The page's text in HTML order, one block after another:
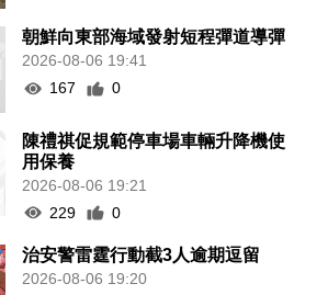
朝鮮向東部海域發射短程彈道導彈
2026-08-06 19:41
167
0
陳禮祺促規範停車場車輛升降機使
用保養
2026-08-06 19:21
229
0
治安警雷霆行動截3人逾期逗留
2026-08-06 19:20